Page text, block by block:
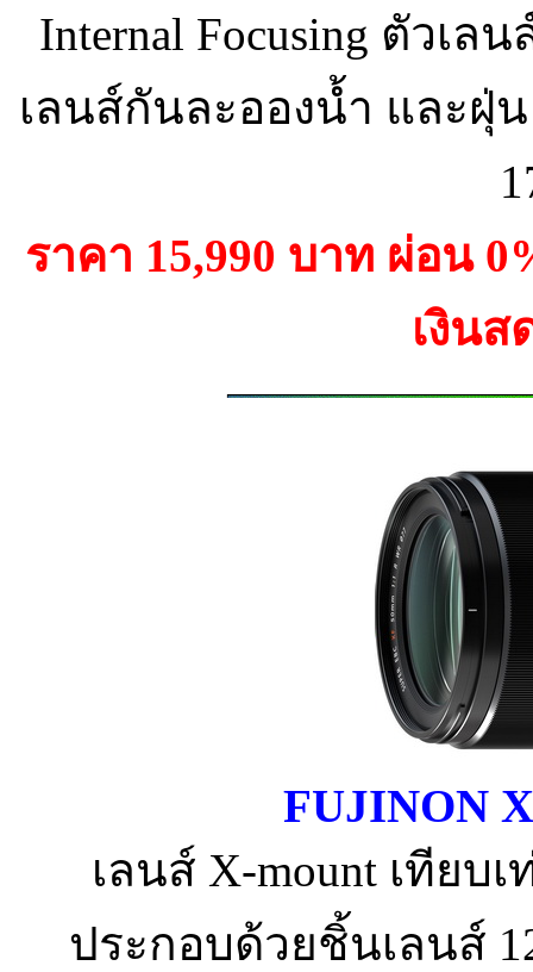
Internal Focusing ตัวเ
เลนส์กันละอองน้ำ และฝุ่
ราคา 15,990 บาท ผ่อน
เงินส
FUJINON
เลนส์ X-mount เทียบ
ประกอบด้วยชิ้นเลนส์